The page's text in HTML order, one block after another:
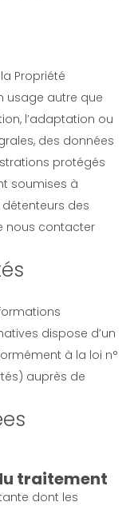
Propriété
usage autre que
l’adaptation ou
des données
protégés
soumises à
des
nous contacter
dispose d’un
à la loi n°
auprès de
traitement
dont les